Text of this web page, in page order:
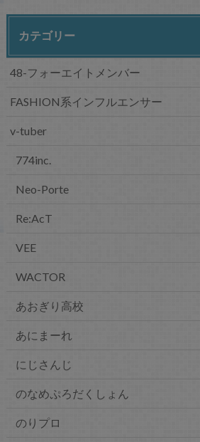
カテゴリー
48-フォーエイトメンバー
FASHION系インフルエンサー
v-tuber
774inc.
Neo-Porte
Re:AcT
VEE
WACTOR
あおぎり高校
あにまーれ
にじさんじ
のなめぷろだくしょん
のりプロ